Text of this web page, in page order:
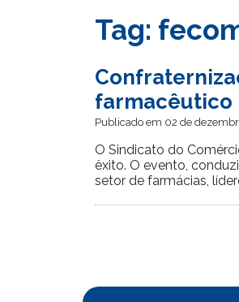
Tag:
farmacêutico
Publicado em 02 de
O Sindicato do
êxito. O evento,
setor de farmácias,